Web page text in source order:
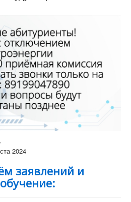
2024
заявлений и